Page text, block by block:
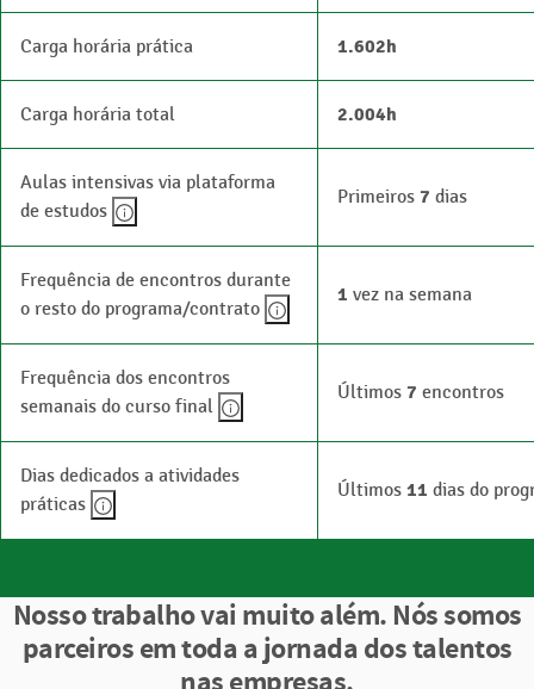
Carga horária prática 1.602h
Carga horária total 2.004h
Aulas intensivas via plataforma
de estudos
Primeiros 7 dias
Frequência de encontros durante
o resto do programa/contrato
1 vez na semana
Frequência dos encontros
semanais do curso final
Últimos 7 encontros
Dias dedicados a atividades
práticas
Últimos 11 dias do
Nosso trabalho vai muito além. Nós somos
parceiros em toda a jornada dos talentos
nas empresas.